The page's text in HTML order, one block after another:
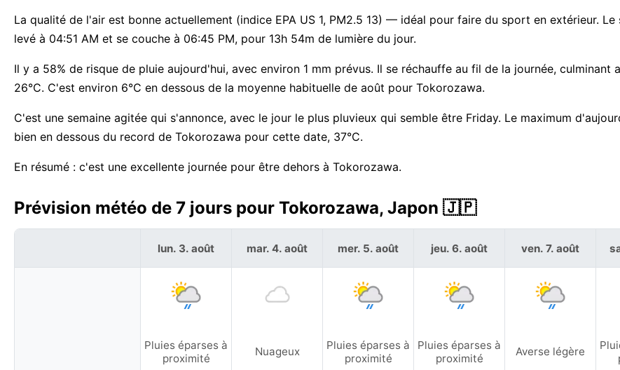
La qualité de l'air est bonne actuellement (indice EPA US 1, PM2.5 13) — idéal pour faire du sport en extérieur. Le
levé à 04:51 AM et se couche à 06:45 PM, pour 13h 54m de lumière du jour.
Il y a 58% de risque de pluie aujourd'hui, avec environ 1 mm prévus. Il se réchauffe au fil de la journée, culminant
26°C. C'est environ 6°C en dessous de la moyenne habituelle de août pour Tokorozawa.
C'est une semaine agitée qui s'annonce, avec le jour le plus pluvieux qui semble être Friday. Le maximum
bien en dessous du record de Tokorozawa pour cette date, 37°C.
En résumé : c'est une excellente journée pour être dehors à Tokorozawa.
Prévision météo de 7 jours pour Tokorozawa, Japon 🇯🇵
lun. 3. août
Pluies éparses à
proximité
mar. 4. août
Nuageux
mer. 5. août
Pluies éparses à
proximité
jeu. 6. août
Pluies éparses à
proximité
ven. 7. août
Averse légère